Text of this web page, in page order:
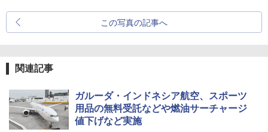
この写真の記事へ
関連記事
ガルーダ・インドネシア航空、スポーツ
用品の無料受託などや燃油サーチャージ
値下げなど実施